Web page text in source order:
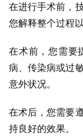
在进行手术前，
您解释整个过程
在术前，您需要
病、传染病或过
意外状况。
在术后，您需要
持良好的效果。